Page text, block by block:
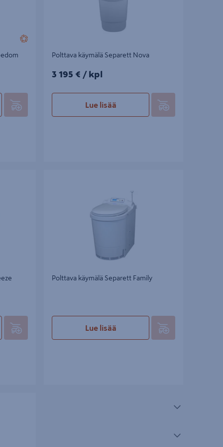
Polttava käymälä Separett Nova
3195€/kpl
3 195 € / kpl
Lue lisää
Polttava käymälä Separett Family
Lue lisää